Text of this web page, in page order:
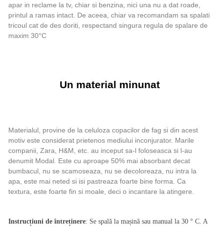
apar in reclame la tv, chiar si benzina, nici una nu a dat roade,
printul a ramas intact. De aceea, chiar va recomandam sa spalati
tricoul cat de des doriti, respectand singura regula de spalare de
maxim 30°C
Un material minunat
Materialul, provine de la celuloza copacilor de fag si din acest
motiv este considerat prietenos mediului inconjurator. Marile
companii, Zara, H&M, etc. au inceput sa-l foloseasca si l-au
denumit Modal. Este cu aproape 50% mai absorbant decat
bumbacul, nu se scamoseaza, nu se decoloreaza, nu intra la
apa, este mai neted si isi pastreaza foarte bine forma. Ca
textura, este foarte fin si moale, deci o incantare la atingere.
Instrucțiuni de întreținere: Se spală la mașină sau manual la 30 ° C. A